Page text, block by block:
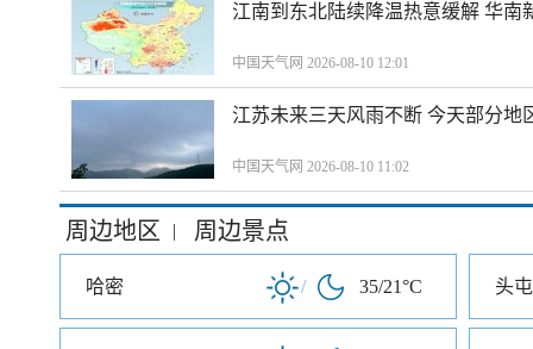
江南到东北陆续降温热意缓解 华南
中国天气网 2026-08-10 12:01
江苏未来三天风雨不断 今天部分地
中国天气网 2026-08-10 11:02
周边地区 | 周边景点
哈密 / 35/21°C 头